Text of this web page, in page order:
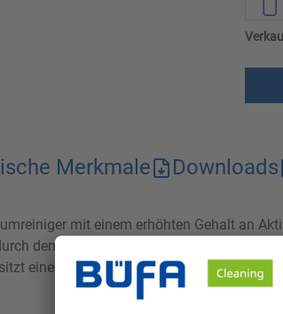
Merkmale Downloads
mit einem erhöhten Gehalt an
den Einsatz spezieller organischer
eine bleichende und